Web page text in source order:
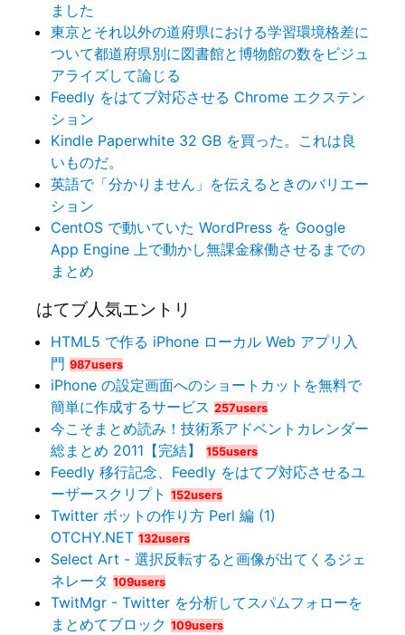
ました
東京とそれ以外の道府県における学習環境格差に
ついて都道府県別に図書館と博物館の数をビジュ
アライズして論じる
Feedly をはてブ対応させる Chrome エクステン
ション
Kindle Paperwhite 32 GB を買った。これは良
いものだ。
英語で「分かりません」を伝えるときのバリエー
ション
CentOS で動いていた WordPress を Google
App Engine 上で動かし無課金稼働させるまでの
まとめ
はてブ人気エントリ
HTML5 で作る iPhone ローカル Web アプリ入
門 987users
iPhone の設定画面へのショートカットを無料で
簡単に作成するサービス 257users
今こそまとめ読み！技術系アドベントカレンダー
総まとめ 2011【完結】
155users
Feedly 移行記念、Feedly をはてブ対応させるユ
ーザースクリプト 152users
Twitter ボットの作り方 Perl 編 (1)
OTCHY.NET 132users
Select Art - 選択反転すると画像が出てくるジェ
ネレータ 109users
TwitMgr - Twitter を分析してスパムフォローを
まとめてブロック 109users